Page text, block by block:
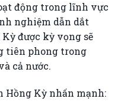
động trong lĩnh vực
nghiệm dẫn dắt
được kỳ vọng sẽ
tiên phong trong
cả nước.
Hồng Kỳ nhấn mạnh: